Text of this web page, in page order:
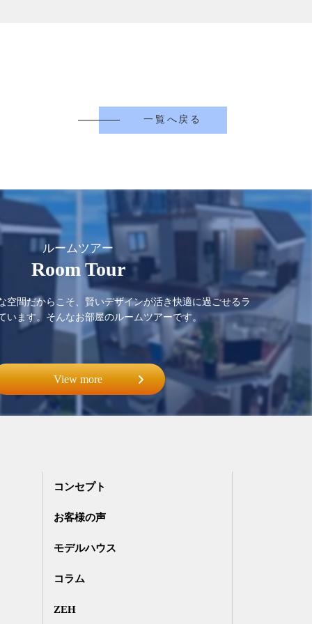
一覧へ戻る
View more
ルームツアー
Room Tour
空間だからこそ、賢いデザインが活き快適に過ごせるラ
います。そんなお部屋のルームツアーです。
コンセプト
お客様の声
モデルハウス
コラム
ZEH